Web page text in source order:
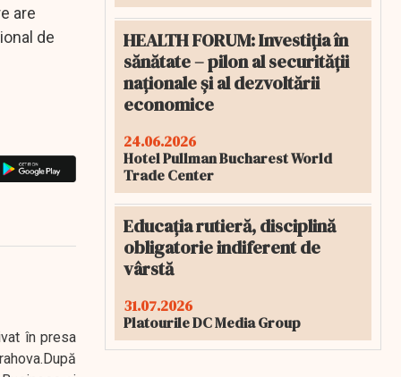
are
de
în presa
HEALTH FORUM: Investiția în
sănătate – pilon al securității
naționale și al dezvoltării
economice
24.06.2026
Hotel Pullman Bucharest World
Trade Center
Educația rutieră, disciplină
obligatorie indiferent de
vârstă
31.07.2026
Platourile DC Media Group